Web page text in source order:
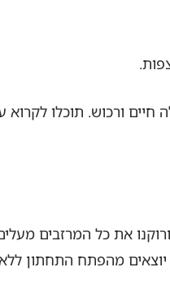
ורכוש. תוכלו לקרוא
את כל המרזבים
יוצאים מהפתח התחתון